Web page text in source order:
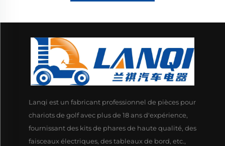
Lanqi est un fabricant professionnel de pièces pour
chariots de golf avec plus de 18 ans d'expérience,
fournissant des kits de phares de haute qualité, des
faisceaux électriques, des tableaux de bord, etc.,